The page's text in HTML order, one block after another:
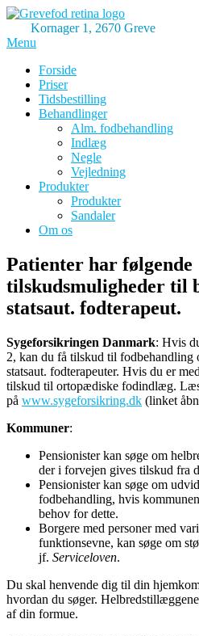
Skip
content
Kornager 1, 2670 Greve
GreveFod
Menu
Forside
Priser
Tidsbestilling
Behandlinger
Alm. fodbehandling
Indlæg
Negle
Vejledning
Produkter
Produkter
Sandaler
Om os
Patienter har følgende
tilskudsmuligheder til
statsaut. fodterapeut.
Sygeforsikringen Danmark: Hvis
2, kan du få tilskud til
statsaut. fodterapeuter. Hvis du er
tilskud til ortopædiske fodindlæg.
på www.sygeforsikring.dk (linket
Kommuner:
Pensionister kan søge om
der i forvejen gives tilskud fra
Pensionister kan søge om
fodbehandling, hvis
behov for dette.
Borgere med personer med
funktionsevne, kan søge om
jf. Serviceloven.
Du skal henvende dig til din
hvordan du søger.
af din formue.